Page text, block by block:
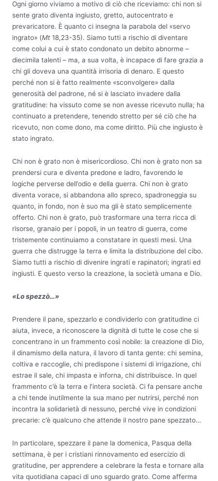
Ogni giorno viviamo a motivo di ciò che riceviamo: chi non si
sente grato diventa ingiusto, gretto, autocentrato e
prevaricatore. È quanto ci insegna la parabola del «servo
ingrato» (Mt 18,23-35). Siamo tutti a rischio di diventare
come colui a cui è stato condonato un debito abnorme –
diecimila talenti – ma, a sua volta, è incapace di fare grazia a
chi gli doveva una quantità irrisoria di denaro. E questo
perché non si è fatto realmente «sconvolgere» dalla
generosità del padrone, né si è lasciato invadere dalla
gratitudine: ha vissuto come se non avesse ricevuto nulla; ha
continuato a pretendere, tenendo stretto per sé ciò che ha
ricevuto, non come dono, ma come diritto. Più che ingiusto è
stato ingrato.
Chi non è grato non è misericordioso. Chi non è grato non sa
prendersi cura e diventa predone e ladro, favorendo le
logiche perverse dell’odio e della guerra. Chi non è grato
diventa vorace, si abbandona allo spreco, spadroneggia su
quanto, in fondo, non è suo ma gli è stato semplicemente
offerto. Chi non è grato, può trasformare una terra ricca di
risorse, granaio per i popoli, in un teatro di guerra, come
tristemente continuiamo a constatare in questi mesi. Una
guerra che distrugge la terra e limita la distribuzione del cibo.
Siamo tutti a rischio di divenire ingrati e rapinatori; ingrati ed
ingiusti. E questo verso la creazione, la società umana e Dio.
«Lo spezzò…»
Prendere il pane, spezzarlo e condividerlo con gratitudine ci
aiuta, invece, a riconoscere la dignità di tutte le cose che si
concentrano in un frammento così nobile: la creazione di Dio,
il dinamismo della natura, il lavoro di tanta gente: chi semina,
coltiva e raccoglie, chi predispone i sistemi di irrigazione, chi
estrae il sale, chi impasta e inforna, chi distribuisce. In quel
frammento c’è la terra e l’intera società. Ci fa pensare anche
a chi tende inutilmente la sua mano per nutrirsi, perché non
incontra la solidarietà di nessuno, perché vive in condizioni
precarie: c’è qualcuno che attende il nostro pane spezzato…
In particolare, spezzare il pane la domenica, Pasqua della
settimana, è per i cristiani rinnovamento ed esercizio di
gratitudine, per apprendere a celebrare la festa e tornare alla
vita quotidiana capaci di uno sguardo grato. Come afferma